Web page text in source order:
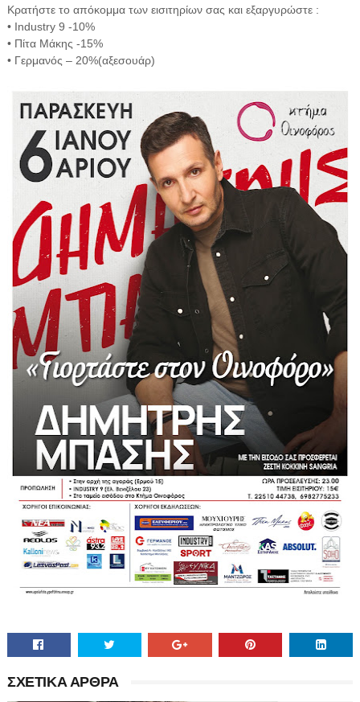
Κρατήστε το απόκομμα των εισιτηρίων σας και εξαργυρώστε :
• Ιndustry 9 -10%
• Πίτα Μάκης -15%
• Γερμανός – 20%(αξεσουάρ)
ΣΧΕΤΙΚΑ ΑΡΘΡΑ